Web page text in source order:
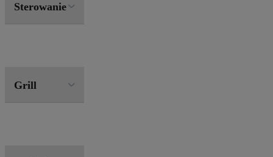
Sterowanie
Grill